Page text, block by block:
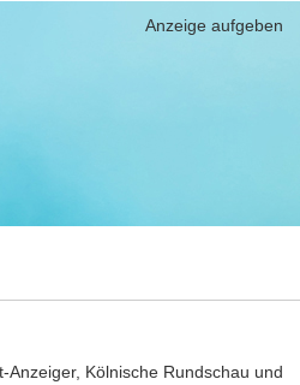
Anzeige aufgeben
Kölnische Rundschau und